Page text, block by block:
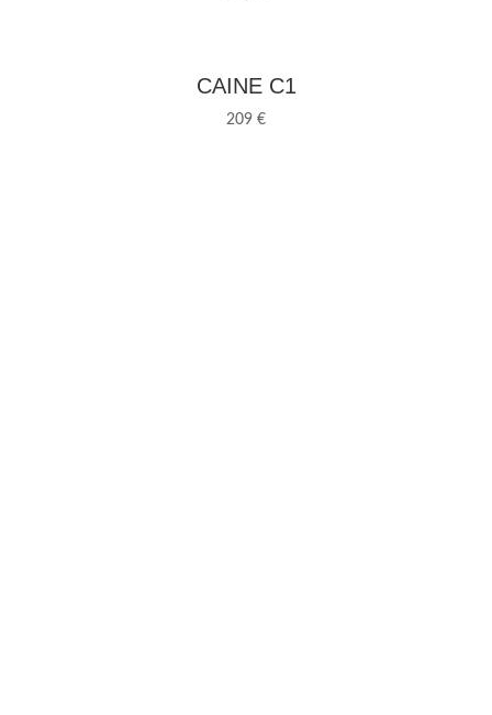
CAINE C1
209 €